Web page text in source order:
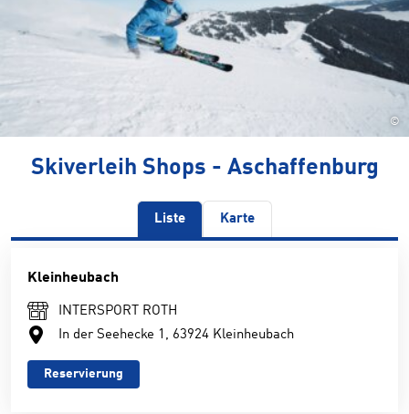
©
Skiverleih Shops - Aschaffenburg
Liste Karte
Kleinheubach
INTERSPORT ROTH
In der Seehecke 1, 63924 Kleinheubach
Reservierung